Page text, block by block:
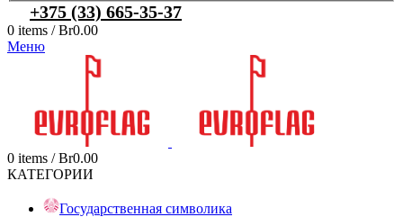
+375 (33) 665-35-37
0 items / Br0.00
Меню
0 items / Br0.00
КАТЕГОРИИ
Государственная символика